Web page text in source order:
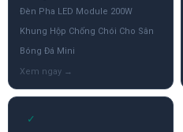
Đèn Pha LED Module 200W
Khung Hộp Chống Chói Cho Sân
Bóng Đá Mini
✓